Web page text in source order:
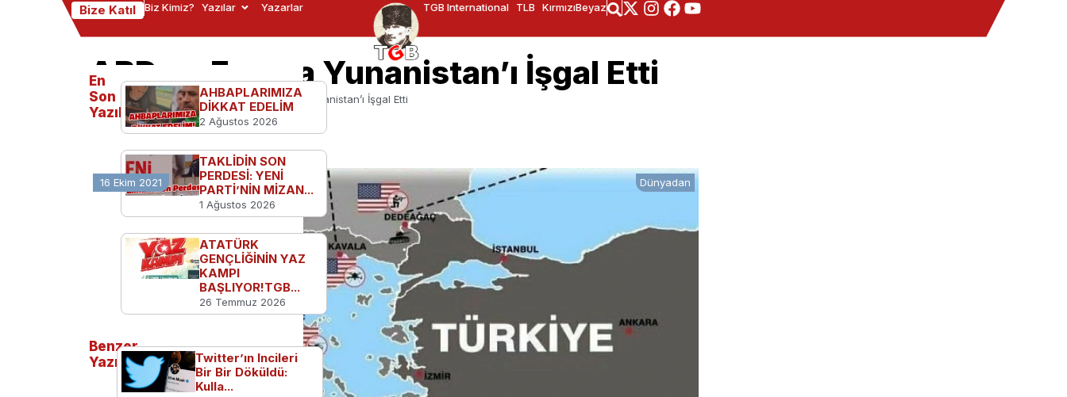
Bize Katıl Biz Kimiz? Yazılar Yazarlar TGB International TLB KırmızıBeyaz
ABD ve Fransa Yunanistan’ı İşgal Etti
Ana Sayfa Dünyadan ABD ve Fransa Yunanistan’ı İşgal Etti
16 Ekim 2021 Dünyadan
En
Son
Yazılanlar
AHBAPLARIMIZA
DİKKAT EDELİM
2 Ağustos 2026
TAKLİDİN SON
PERDESİ: YENİ
PARTİ’NİN MİZAN...
1 Ağustos 2026
ATATÜRK
GENÇLİĞİNİN YAZ
KAMPI
BAŞLIYOR!TGB...
26 Temmuz 2026
Benzer
Yazılar
Twitter’ın Incileri
Bir Bir Döküldü:
Kulla...